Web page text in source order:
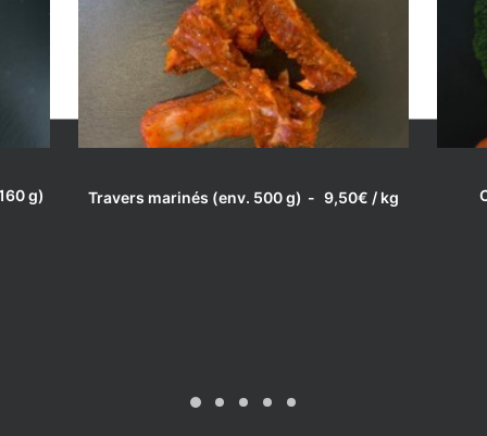
11,50€ / kg
Catégorie: Porc
g) LIRE LA SUITE
Travers marinés (env. 500 g) 9,50€ / kg